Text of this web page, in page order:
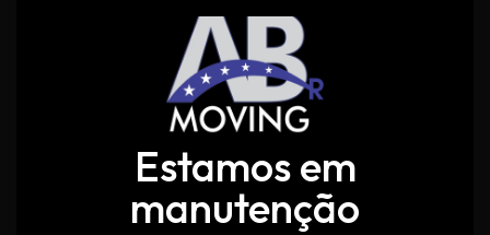
Estamos em
manutenção